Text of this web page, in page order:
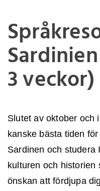
3 veckor)
Slutet av oktober och
kanske bästa tiden
Sardinen och studera
kulturen och historien
önskan att fördjupa